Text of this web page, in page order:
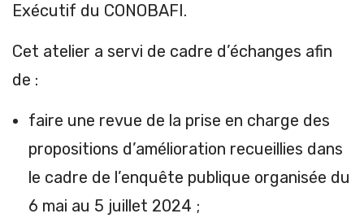
Exécutif du CONOBAFI.
Cet atelier a servi de cadre d’échanges afin
de :
faire une revue de la prise en charge des
propositions d’amélioration recueillies dans
le cadre de l’enquête publique organisée du
6 mai au 5 juillet 2024 ;